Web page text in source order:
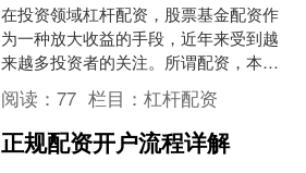
在投资领域杠杆配资，股票基金配资作
为一种放大收益的手段，近年来受到越
来越多投资者的关注。所谓配资，本质
上是通过借入资金增加投资本金，从而
放大潜在收益。然而，杠杆....
阅读：77 栏目：杠杆配资
正规配资开户流程详解